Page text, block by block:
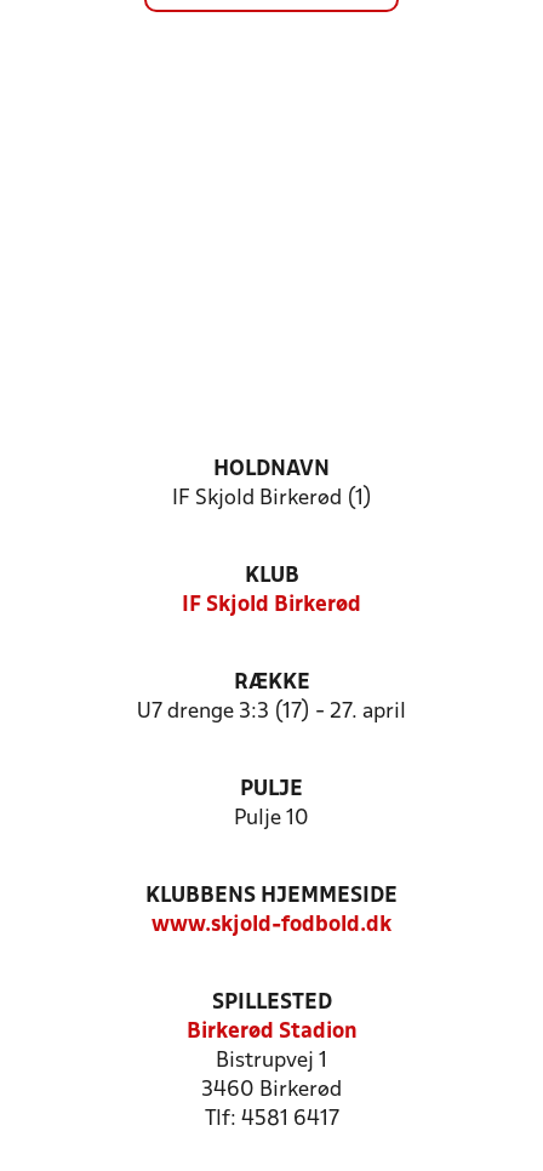
HOLDNAVN
IF Skjold Birkerød (1)
KLUB
IF Skjold Birkerød
RÆKKE
U7 drenge 3:3 (17) - 27. april
PULJE
Pulje 10
KLUBBENS HJEMMESIDE
www.skjold-fodbold.dk
SPILLESTED
Birkerød Stadion
Bistrupvej 1
3460 Birkerød
Tlf: 4581 6417